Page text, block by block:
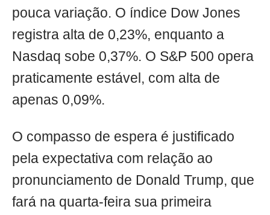
pouca variação. O índice Dow Jones
registra alta de 0,23%, enquanto a
Nasdaq sobe 0,37%. O S&P 500 opera
praticamente estável, com alta de
apenas 0,09%.
O compasso de espera é justificado
pela expectativa com relação ao
pronunciamento de Donald Trump, que
fará na quarta-feira sua primeira